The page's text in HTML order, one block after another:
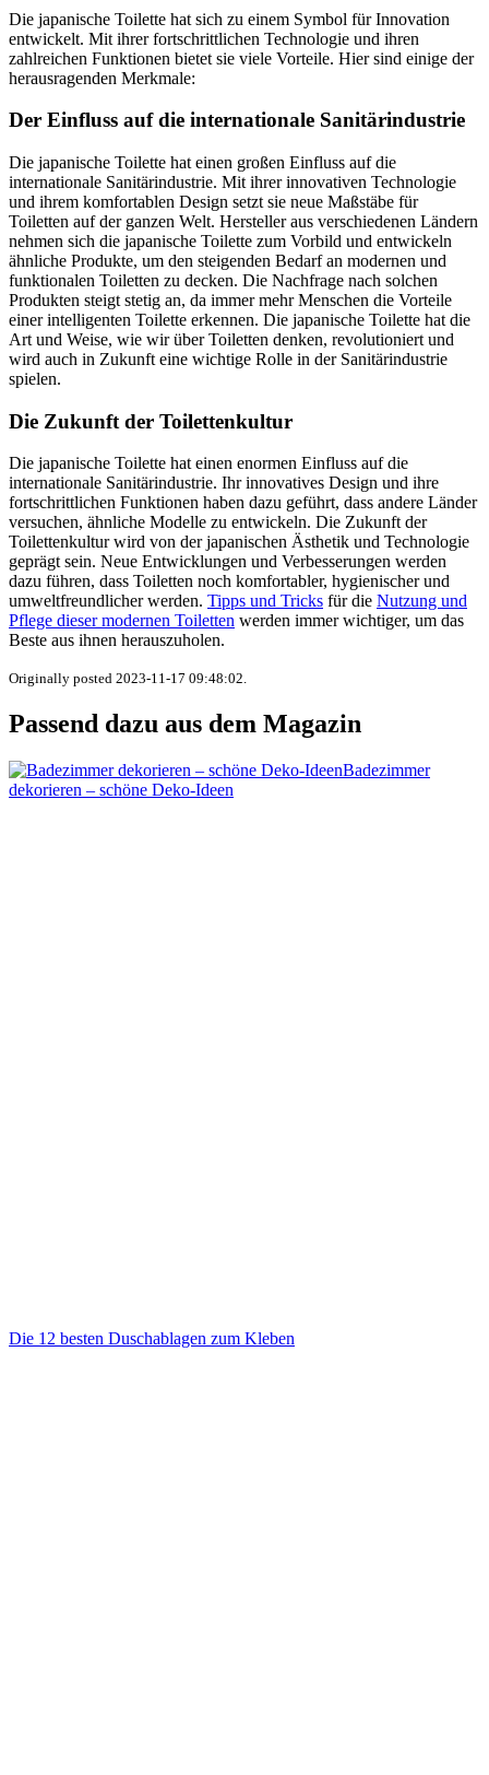
Die japanische Toilette hat sich zu einem Symbol für Innovation
entwickelt. Mit ihrer fortschrittlichen Technologie und ihren
zahlreichen Funktionen bietet sie viele Vorteile. Hier sind einige der
herausragenden Merkmale:
Der Einfluss auf die internationale Sanitärindustrie
Die japanische Toilette hat einen großen Einfluss auf die
internationale Sanitärindustrie. Mit ihrer innovativen Technologie
und ihrem komfortablen Design setzt sie neue Maßstäbe für
Toiletten auf der ganzen Welt. Hersteller aus verschiedenen Ländern
nehmen sich die japanische Toilette zum Vorbild und entwickeln
ähnliche Produkte, um den steigenden Bedarf an modernen und
funktionalen Toiletten zu decken. Die Nachfrage nach solchen
Produkten steigt stetig an, da immer mehr Menschen die Vorteile
einer intelligenten Toilette erkennen. Die japanische Toilette hat die
Art und Weise, wie wir über Toiletten denken, revolutioniert und
wird auch in Zukunft eine wichtige Rolle in der Sanitärindustrie
spielen.
Die Zukunft der Toilettenkultur
Die japanische Toilette hat einen enormen Einfluss auf die
internationale Sanitärindustrie. Ihr innovatives Design und ihre
fortschrittlichen Funktionen haben dazu geführt, dass andere Länder
versuchen, ähnliche Modelle zu entwickeln. Die Zukunft der
Toilettenkultur wird von der japanischen Ästhetik und Technologie
geprägt sein. Neue Entwicklungen und Verbesserungen werden
dazu führen, dass Toiletten noch komfortabler, hygienischer und
umweltfreundlicher werden. Tipps und Tricks für die Nutzung und
Pflege dieser modernen Toiletten werden immer wichtiger, um das
Beste aus ihnen herauszuholen.
Originally posted 2023-11-17 09:48:02.
Passend dazu aus dem Magazin
Badezimmer
dekorieren – schöne Deko-Ideen
Die 12 besten Duschablagen zum Kleben